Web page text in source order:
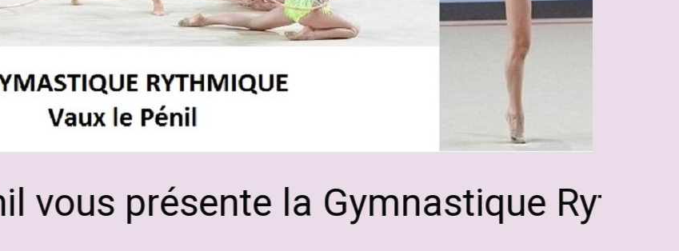
présente la Gymnastique Rythmique